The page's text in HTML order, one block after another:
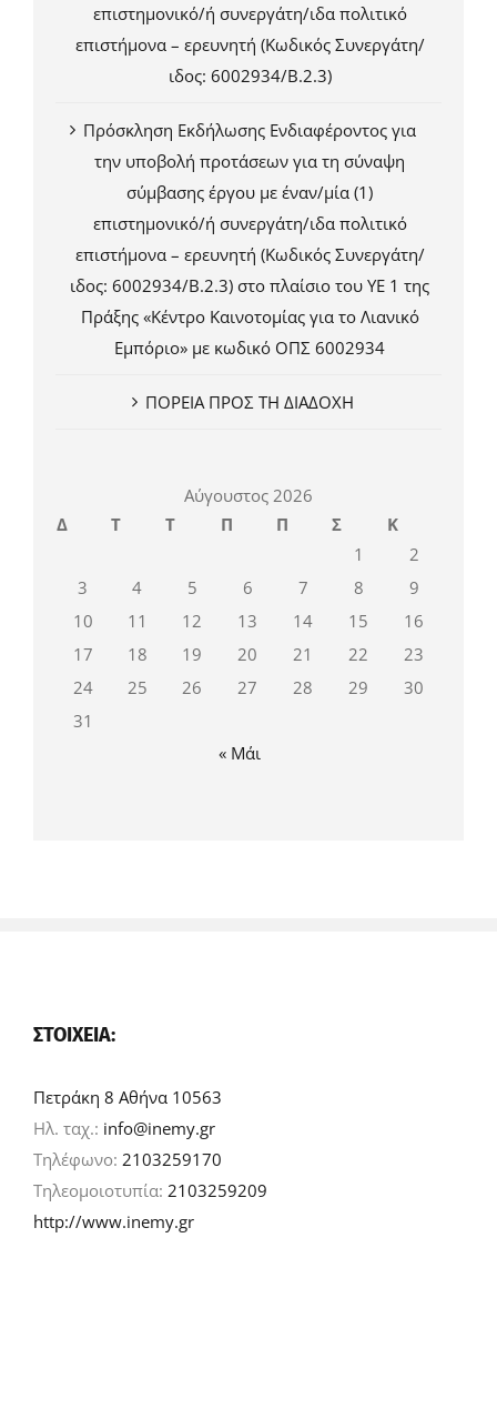
επιστημονικό/ή συνεργάτη/ιδα πολιτικό
επιστήμονα – ερευνητή (Κωδικός Συνεργάτη/
ιδος: 6002934/Β.2.3)
Πρόσκληση Εκδήλωσης Ενδιαφέροντος για
την υποβολή προτάσεων για τη σύναψη
σύμβασης έργου με έναν/μία (1)
επιστημονικό/ή συνεργάτη/ιδα πολιτικό
επιστήμονα – ερευνητή (Κωδικός Συνεργάτη/
ιδος: 6002934/Β.2.3) στο πλαίσιο του ΥΕ 1 της
Πράξης «Κέντρο Καινοτομίας για το Λιανικό
Εμπόριο» με κωδικό ΟΠΣ 6002934
ΠΟΡΕΙΑ ΠΡΟΣ ΤΗ ΔΙΑΔΟΧΗ
Αύγουστος 2026
Δ
Τ Τ Π Π Σ
Κ
1
2
3
4 5 6 7 8
9
10
11 12 13 14 15
16
17
18 19 20 21 22
23
24
25 26 27 28 29
30
31
« Μάι
ΣΤΟΙΧΕΊΑ:
Πετράκη 8 Αθήνα 10563
Ηλ. ταχ.: info@inemy.gr
Τηλέφωνο: 2103259170
Τηλεομοιοτυπία: 2103259209
http://www.inemy.gr